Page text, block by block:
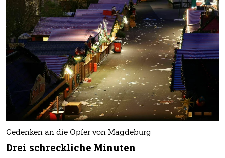
Gedenken an die Opfer von Magdeburg
Drei schreckliche Minuten